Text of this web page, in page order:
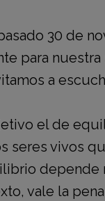
30 de
para
a
el de
seres vivos
depende
vale la